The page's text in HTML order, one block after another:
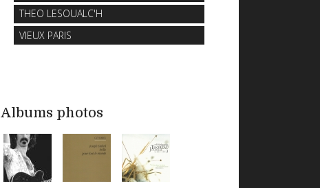
THEO LESOUALC'H
VIEUX PARIS
Albums photos